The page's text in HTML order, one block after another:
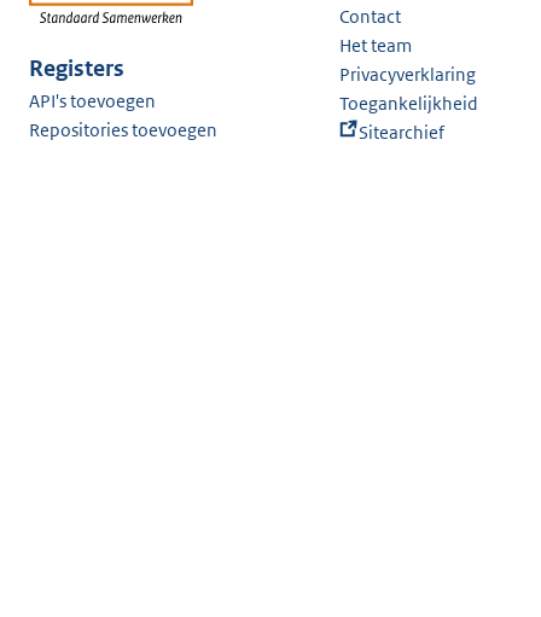
Registers
API's toevoegen
Repositories toevoegen
Contact
Het team
Privacyverklaring
Toegankelijkheid
Sitearchief